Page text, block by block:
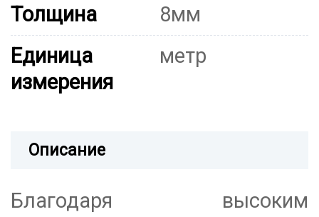
Толщина
8мм
Единица
измерения
метр
Описание
Благодаря высоким